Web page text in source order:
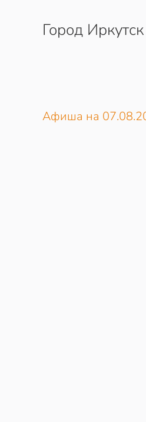
Перейти к содержимому
Город Иркутск
Афиша на